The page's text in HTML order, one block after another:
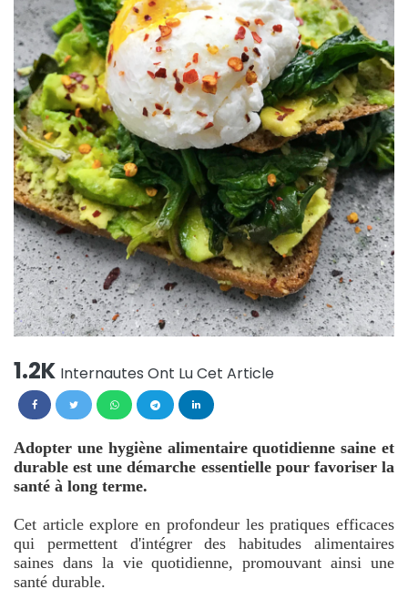
1.2K Internautes Ont Lu Cet Article
Adopter une hygiène alimentaire quotidienne saine et
durable est une démarche essentielle pour favoriser la
santé à long terme.
Cet article explore en profondeur les pratiques efficaces
qui permettent d'intégrer des habitudes alimentaires
saines dans la vie quotidienne, promouvant ainsi une
santé durable.